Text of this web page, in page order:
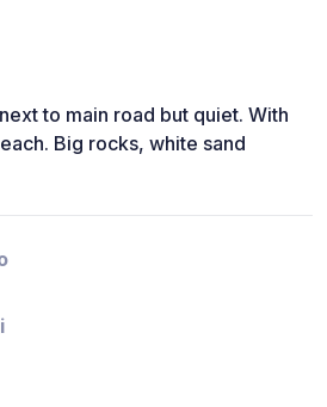
to main road but quiet. With
Big rocks, white sand